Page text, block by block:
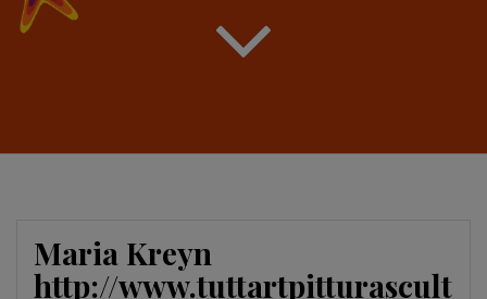
Maria Kreyn
http://www.tuttartpitturascult